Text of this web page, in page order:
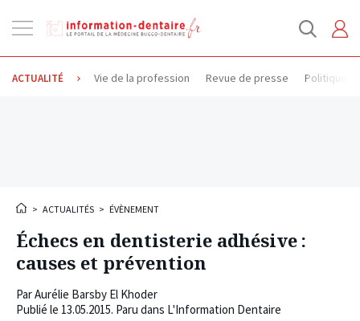
la
navigation
ACTUALITÉ Vie de la profession Revue de presse Politique
> ACTUALITÉS > ÉVÈNEMENT
Échecs en dentisterie adhésive :
causes et prévention
ParAurélie Barsby El Khoder
Publié le 13.05.2015. Paru dans L'Information Dentaire